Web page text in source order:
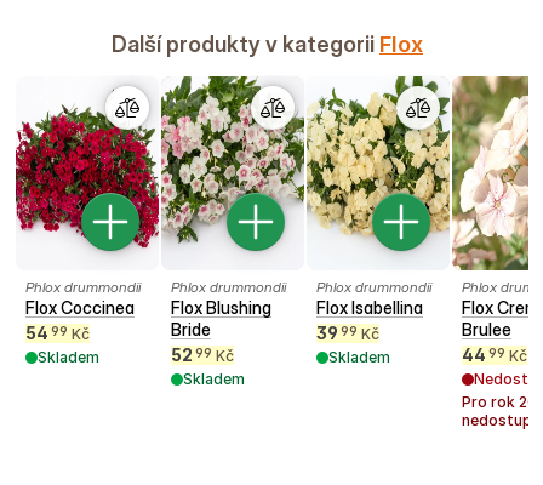
Další produkty v kategorii Flox
Phlox drummondii
Flox Coccinea
54 99 Kč
Skladem
Phlox drummondii
Flox Blushing
Bride
52 99 Kč
Skladem
Phlox drummondii
Flox Isabellina
39 99 Kč
Skladem
Phlox
Flox
Brulee
44 99 Kč
Pro rok